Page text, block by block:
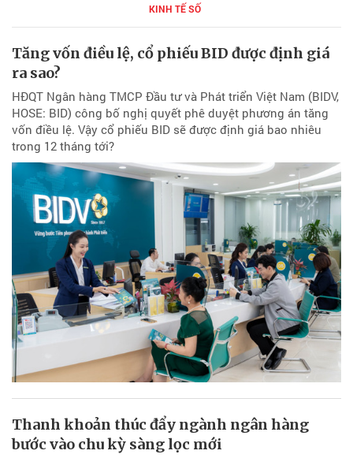
KINH TẾ SỐ
Tăng vốn điều lệ, cổ phiếu BID được định giá
ra sao?
HĐQT Ngân hàng TMCP Đầu tư và Phát triển Việt Nam (BIDV,
HOSE: BID) công bố nghị quyết phê duyệt phương án tăng
vốn điều lệ. Vậy cổ phiếu BID sẽ được định giá bao nhiêu
trong 12 tháng tới?
Thanh khoản thúc đẩy ngành ngân hàng
bước vào chu kỳ sàng lọc mới